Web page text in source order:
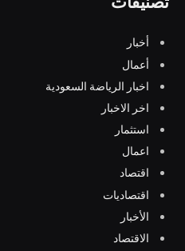
أخبار
أعمال
اخبار الرياضة السعودية
اخر الاخبار
استثمار
اعمال
اقتصاد
اقتصاديات
الأخبار
الاقتصاد